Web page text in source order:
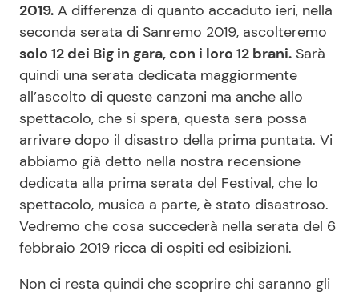
News benessere
Salute
Viaggi e Turismo
Festività
Primi Piatti
Ricette Facili e Veloci
Ricette Feste
Ricette per Bambini
Seguici
2019. A differenza di quanto accaduto ieri, nella
seconda serata di Sanremo 2019, ascolteremo
solo 12 dei Big in gara, con i loro 12 brani. Sarà
quindi una serata dedicata maggiormente
all’ascolto di queste canzoni ma anche allo
spettacolo, che si spera, questa sera possa
arrivare dopo il disastro della prima puntata. Vi
abbiamo già detto nella nostra recensione
dedicata alla prima serata del Festival, che lo
spettacolo, musica a parte, è stato disastroso.
Vedremo che cosa succederà nella serata del 6
febbraio 2019 ricca di ospiti ed esibizioni.
Non ci resta quindi che scoprire chi saranno gli